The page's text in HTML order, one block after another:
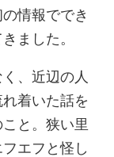
情報ででき
ました。
、近辺の人
着いた話を
と。狭い里
エフと怪し